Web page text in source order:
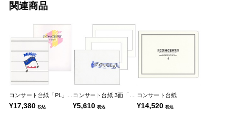
関連商品
¥17,380 税込 ¥5,610税込
コンサート台紙
¥14,520 税込